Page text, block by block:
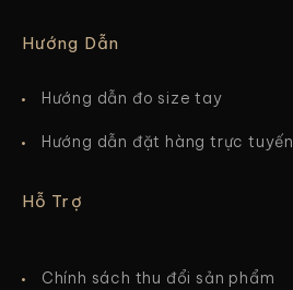
Hướng Dẫn
Hướng dẫn đo size tay
Hướng dẫn đặt hàng trực tuyến
Hỗ Trợ
Chính sách thu đổi sản phẩm